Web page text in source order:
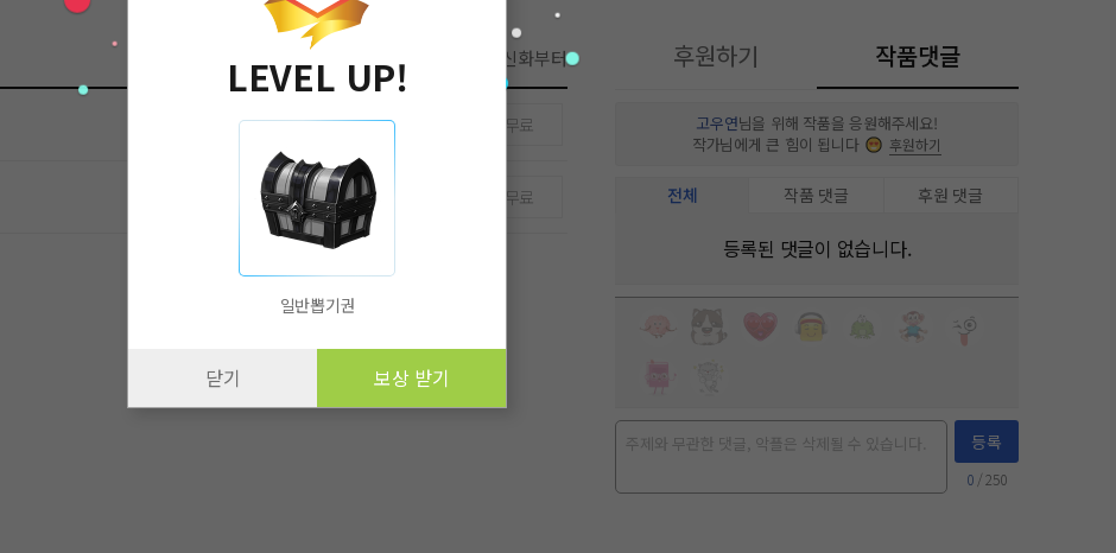
최신화부터
무료
무료
후원하기 작품댓글
고우연님을 위해 작품을 응원해주세요!
작가님에게 큰 힘이 됩니다
후원하기
전체 작품 댓글 후원 댓글
등록된 댓글이 없습니다.
등록
0 / 250
LEVEL UP!
일반뽑기권
닫기 보상 받기